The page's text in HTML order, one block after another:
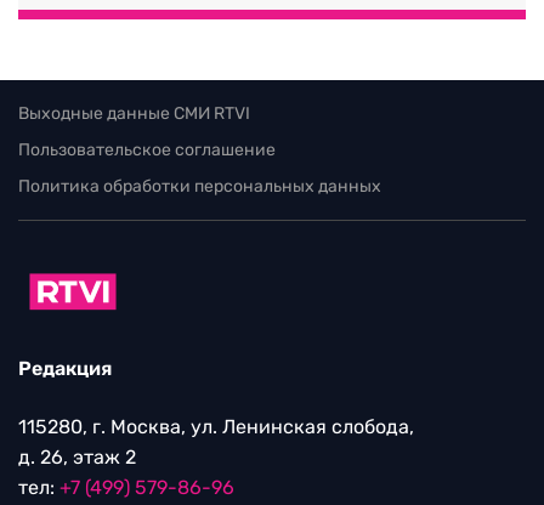
Выходные данные СМИ RTVI
Пользовательское соглашение
Политика обработки персональных данных
Редакция
115280, г. Москва, ул. Ленинская слобода,
д. 26, этаж 2
тел: +7 (499) 579-86-96